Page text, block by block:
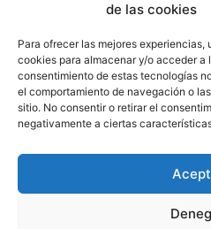
de las cookies
Para ofrecer las mejores
cookies para almacenar y/o acceder a
consentimiento de estas tecnologías
el comportamiento de navegación o
sitio. No consentir o retirar el
negativamente a ciertas
CONTACTA CON NOSOTROS